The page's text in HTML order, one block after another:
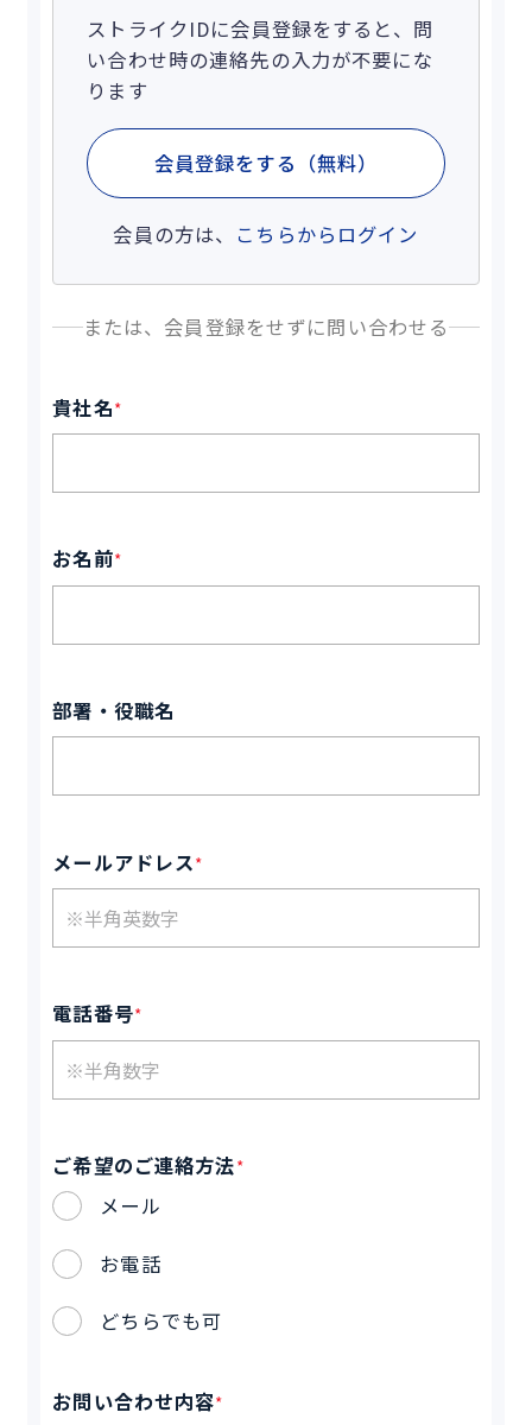
ストライクIDに会員登録をすると、問
い合わせ時の連絡先の入力が不要にな
ります
会員登録をする（無料）
会員の方は、 こちらからログイン
または、会員登録をせずに問い合わせる
貴社名*
お名前*
部署・役職名
メールアドレス*
電話番号*
ご希望のご連絡方法*
メール
お電話
どちらでも可
お問い合わせ内容*